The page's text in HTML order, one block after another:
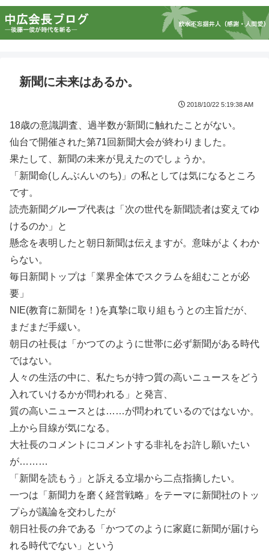
新聞に未来はあるか。
2018/10/22 5:19:38 AM
18歳の意識調査、過半数が新聞に触れたことがない。
仙台で開催された第71回新聞大会が終わりました。
果たして、新聞の未来が見えたのでしょうか。
「新聞命(しんぶんいのち)」の私としては気になるところ
です。
読売新聞グループ代表は「次の世代を新聞読者は変えてゆ
けるのか」と
懸念を表明したと朝日新聞は伝えますが。意味がよくわか
らない。
毎日新聞トップは「業界全体でスクラムを組むことが必
要」
NIE(教育に新聞を！)を真摯に取り組もうとの主旨だが、
まだまだ手緩い。
朝日の社長は「かつてのように世帯に必ず新聞がある時代
ではない。
人々の生活の中に、私たちが持つ質の高いニュースをどう
入れていけるかが問われる」と発言、
質の高いニュースとは……が問われているのではないか。
上から目線が気になる。
大社長のコメントにコメントする非礼をお許し願いたい
が………
「新聞を読もう」と訴える立場から二点指摘したい。
一つは「新聞力を磨く経営戦略」をテーマに新聞社のトッ
プらが議論を交わしたが
朝日社長の弁である「かつてのように家庭に新聞が届けら
れる時代でない」という